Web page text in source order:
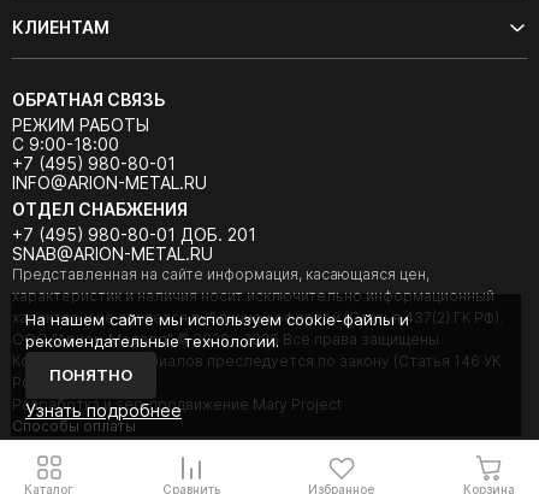
Каталог Сравнить Избранное Корзина
КЛИЕНТАМ
ОБРАТНАЯ СВЯЗЬ
РЕЖИМ РАБОТЫ
С 9:00-18:00
+7 (495) 980-80-01
INFO@ARION-METAL.RU
ОТДЕЛ СНАБЖЕНИЯ
+7 (495) 980-80-01 ДОБ. 201
SNAB@ARION-METAL.RU
Представленная на сайте информация, касающаяся цен,
характеристик и наличия носит исключительно информационный
характер и не является публичной офертой (Статья 437(2) ГК РФ).
ООО "Арион-Металл" © 2020 - 2026 Все права защищены.
Копирование материалов преследуется по закону (Статья 146 УК
РФ).
Разработка и seo-продвижение Mary Project
Cпособы оплаты
На нашем сайте мы используем cookie-файлы и
рекомендательные технологии.
ПОНЯТНО
Узнать подробнее